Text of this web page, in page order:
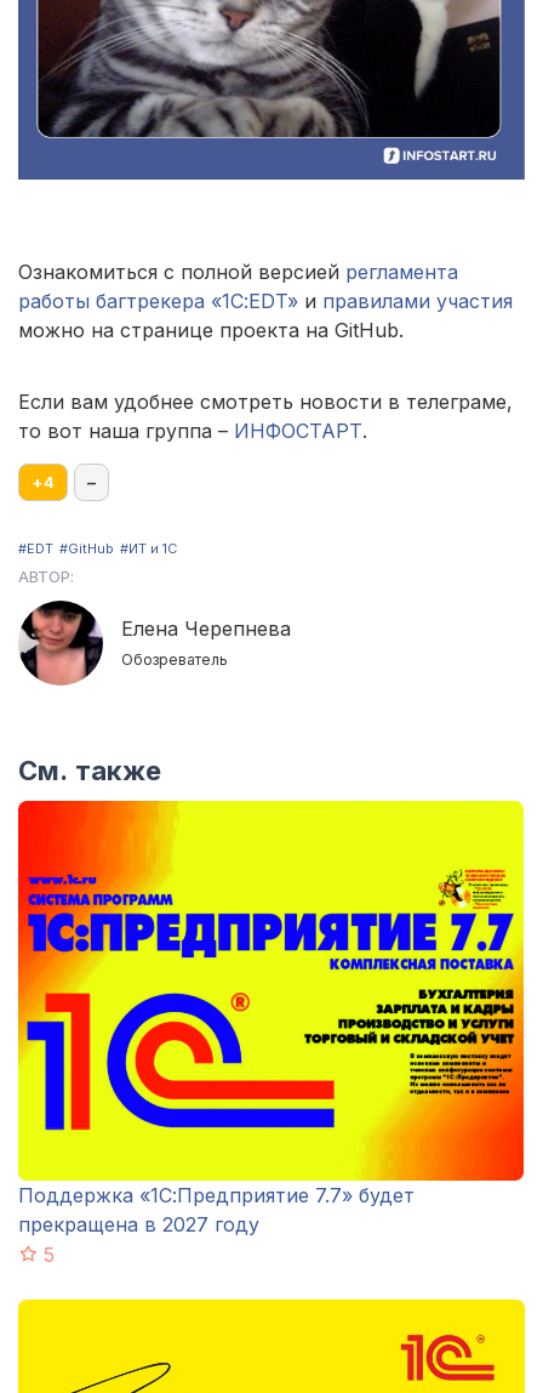
Ознакомиться с полной версией регламента
работы багтрекера «1С:EDT» и правилами участия
можно на странице проекта на GitHub.
Если вам удобнее смотреть новости в телеграме,
то вот наша группа – ИНФОСТАРТ.
+4 –
#EDT #GitHub #ИТ и 1С
АВТОР:
Елена Черепнева
Обозреватель
См. также
Поддержка «1С:Предприятие 7.7» будет
прекращена в 2027 году
5